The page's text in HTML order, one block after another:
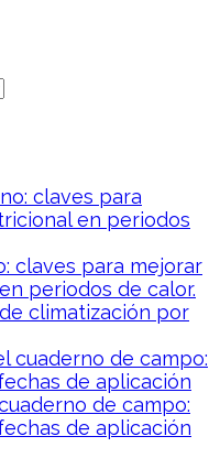
claves para mejorar
periodos de calor.
climatización por
de campo:
de aplicación